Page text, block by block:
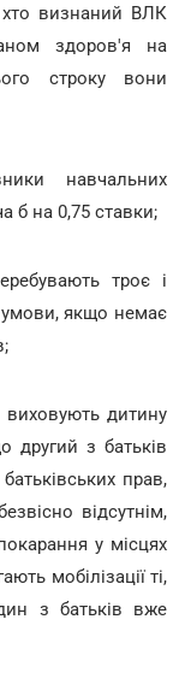
хто визнаний ВЛК
здоров'я на
строку вони
навчальних
б на 0,75 ставки;
троє і
умови, якщо немає
виховують дитину
другий з батьків
прав,
відсутнім,
у місцях
мобілізації ті,
з батьків вже